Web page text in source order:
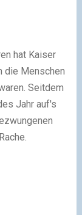
hat Kaiser
die Menschen
Seitdem
Jahr auf's